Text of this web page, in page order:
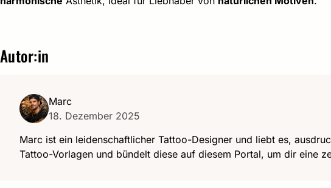
Autor:in
Marc
18. Dezember 2025
Marc ist ein leidenschaftlicher Tattoo-Designer und liebt es,
Tattoo-Vorlagen und bündelt diese auf diesem Portal, um dir eine